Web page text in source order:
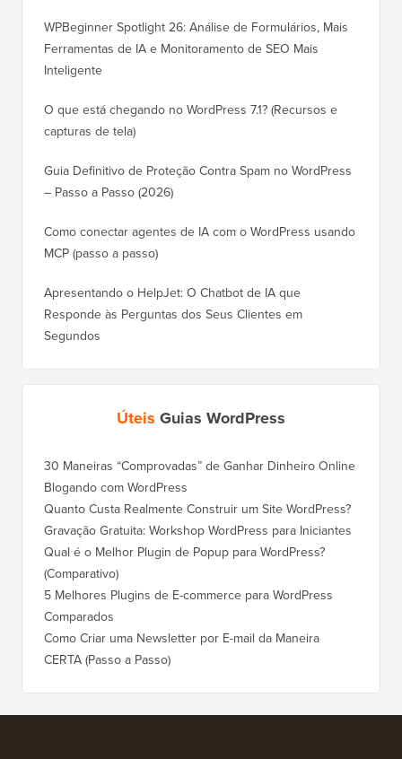
WPBeginner Spotlight 26: Análise de Formulários, Mais
Ferramentas de IA e Monitoramento de SEO Mais
Inteligente
O que está chegando no WordPress 7.1? (Recursos e
capturas de tela)
Guia Definitivo de Proteção Contra Spam no WordPress
– Passo a Passo (2026)
Como conectar agentes de IA com o WordPress usando
MCP (passo a passo)
Apresentando o HelpJet: O Chatbot de IA que
Responde às Perguntas dos Seus Clientes em
Segundos
Úteis Guias WordPress
30 Maneiras “Comprovadas” de Ganhar Dinheiro Online
Blogando com WordPress
Quanto Custa Realmente Construir um Site WordPress?
Gravação Gratuita: Workshop WordPress para Iniciantes
Qual é o Melhor Plugin de Popup para WordPress?
(Comparativo)
5 Melhores Plugins de E-commerce para WordPress
Comparados
Como Criar uma Newsletter por E-mail da Maneira
CERTA (Passo a Passo)